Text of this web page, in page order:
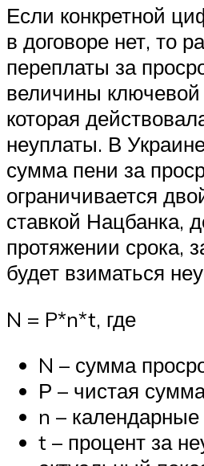
Если конкретной
в договоре нет, то
переплаты за
величины
которая
неуплаты. В
сумма пени за
ограничивается
ставкой Нацбанка,
протяжении срока,
будет взиматься
N = P*n*t, где
N – сумма
Р – чистая
n –
t – процент за